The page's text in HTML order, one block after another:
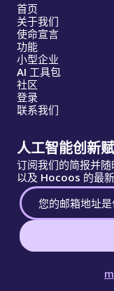
首页
关于我们
使命宣言
功能
小型企业
AI 工具包
社区
登录
联系我们
人工智能创新
订阅我们的简报并
以及 Hocoos 的最新